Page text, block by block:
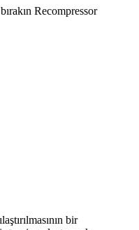
Recompressor
bir